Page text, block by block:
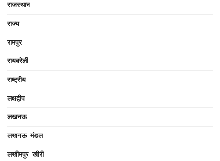
राजस्थान
राज्य
रामपुर
रायबरेली
राष्ट्रीय
लक्षद्वीप
लखनऊ
लखनऊ मंडल
लखीमपुर खीरी